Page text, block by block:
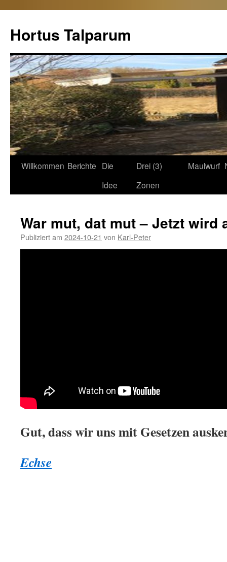
Hortus Talparum
Zum
Willkommen Berichte Die
Idee
Drei (3)
Zonen
Maulwurf
War mut, dat mut – Jetzt wird
Publiziert am 2024-10-21 von Karl-Peter
Gut, dass wir uns mit Gesetzen
Echse